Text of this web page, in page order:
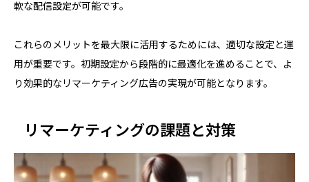
軟な配信設定が可能です。
これらのメリットを最大限に活用するためには、適切な設定と運
用が重要です。初期設定から段階的に最適化を進めることで、よ
り効果的なリマーケティング広告の実現が可能となります。
リマーケティングの課題と対策